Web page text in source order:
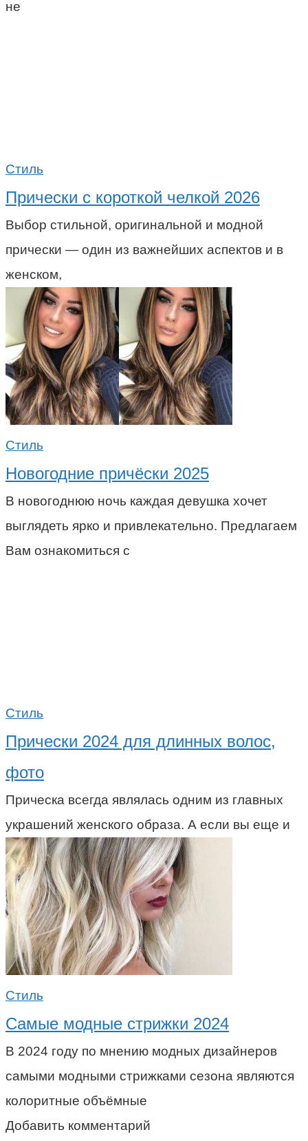
не
Стиль
Прически с короткой челкой 2026
Выбор стильной, оригинальной и модной
прически — один из важнейших аспектов и в
женском,
Стиль
Новогодние причёски 2025
В новогоднюю ночь каждая девушка хочет
выглядеть ярко и привлекательно. Предлагаем
Вам ознакомиться с
Стиль
Прически 2024 для длинных волос,
фото
Прическа всегда являлась одним из главных
украшений женского образа. А если вы еще и
Стиль
Самые модные стрижки 2024
В 2024 году по мнению модных дизайнеров
самыми модными стрижками сезона являются
колоритные объёмные
Добавить комментарий